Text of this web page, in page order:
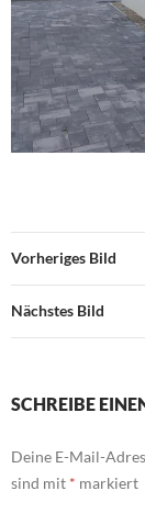
Vorheriges Bild
Nächstes Bild
SCHREIBE
Deine E-Mail-
sind mit * markiert